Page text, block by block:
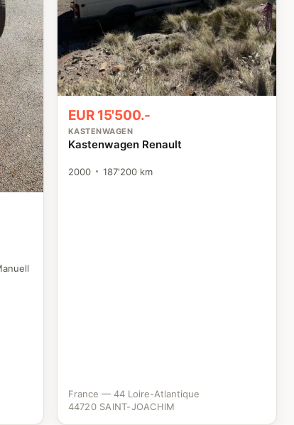
EUR 15'500.-
KASTENWAGEN
Kastenwagen Renault
2000 187'200 km
France — 44 Loire-Atlantique
44720 SAINT-JOACHIM